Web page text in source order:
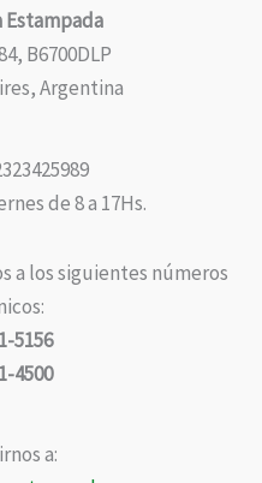
B6700DLP
Argentina
de 8 a 17Hs.
a los siguientes números
5156
4500
a: